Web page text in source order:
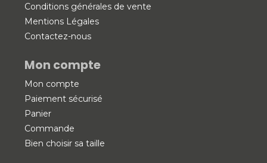
Conditions générales de vente
Mentions Légales
Contactez-nous
Mon compte
Mon compte
Paiement sécurisé
Panier
Commande
Bien choisir sa taille